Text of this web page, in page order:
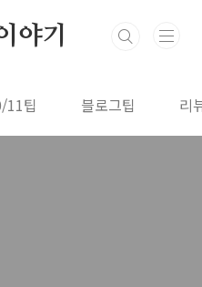
야기
11팁 블로그팁 리